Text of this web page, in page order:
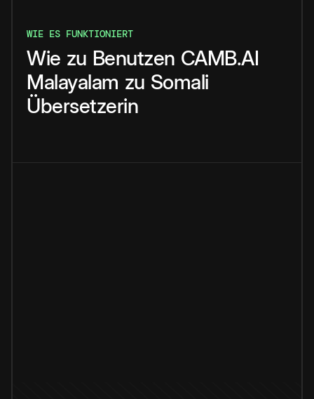
WIE ES FUNKTIONIERT
Wie zu Benutzen CAMB.AI
Malayalam zu Somali
Übersetzerin